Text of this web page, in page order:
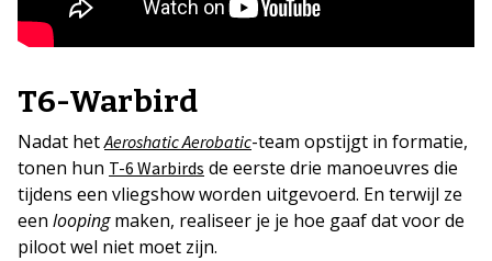
T6-Warbird
Nadat hetAeroshatic Aerobatic-team opstijgt in formatie,
tonen hun T-6 Warbirds de eerste drie manoeuvres die
tijdens een vliegshow worden uitgevoerd. En terwijl ze
een loopingmaken, realiseer je je hoe gaaf dat voor de
piloot wel niet moet zijn.